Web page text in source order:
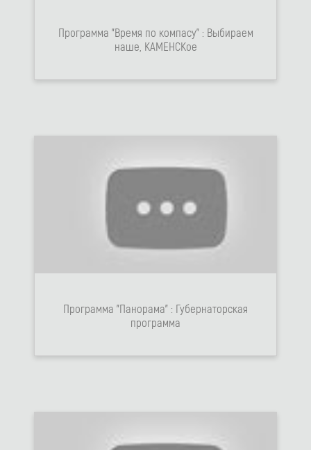
Программа "Время по компасу" : Выбираем
наше, КАМЕНСКое
Программа "Панорама" : Губернаторская
программа